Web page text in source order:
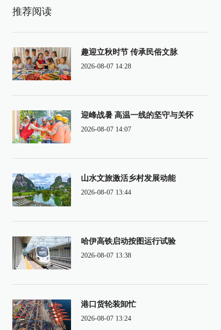
推荐阅读
趣迎立秋时节 传承民俗文脉
2026-08-07 14:28
迎峰战暑 高温一线的坚守与关怀
2026-08-07 14:07
山水文旅激活乡村发展动能
2026-08-07 13:44
哈伊高铁启动按图运行试验
2026-08-07 13:38
港口货轮装卸忙
2026-08-07 13:24